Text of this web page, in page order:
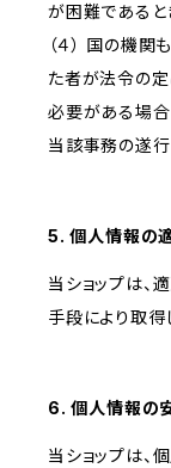
が困難であると
（４） 国の機
た者が法令の
必要がある場合
当該事務の遂
5. 個人情報の
当ショップは、
手段により取得
6. 個人情報の
当ショップは、